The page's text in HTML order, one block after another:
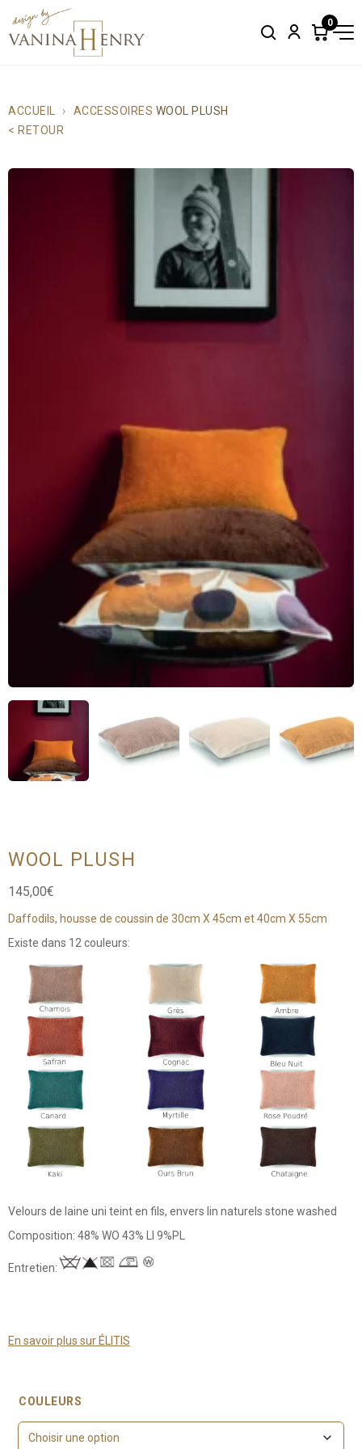
SearchAccount
0
Items
ACCUEIL ACCESSOIRES WOOL PLUSH
< RETOUR
WOOL PLUSH
145,00€
Daffodils, housse de coussin de 30cm X 45cm et 40cm X 55cm
Existe dans 12 couleurs:
Velours de laine uni teint en fils, envers lin naturels stone washed
Composition: 48% WO 43% LI 9%PL
Entretien:
En savoir plus sur ÉLITIS
COULEURS